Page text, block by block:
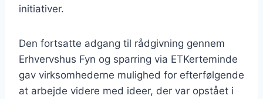
initiativer.
Den fortsatte adgang til rådgivning gennem
Erhvervshus Fyn og sparring via ETKerteminde
gav virksomhederne mulighed for efterfølgende
at arbejde videre med ideer, der var opstået i